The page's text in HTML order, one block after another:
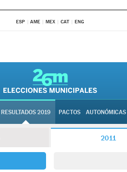
ESP AME MEX CAT ENG
RESULTADOS 2019 PACTOS AUTONÓMICAS
2011